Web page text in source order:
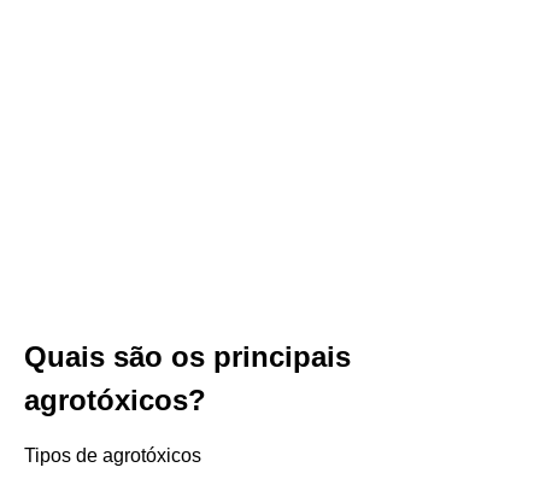
Quais são os principais
agrotóxicos?
Tipos de agrotóxicos